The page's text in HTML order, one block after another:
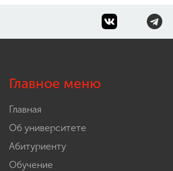
Главное меню
Главная
Об университете
Абитуриенту
Обучение